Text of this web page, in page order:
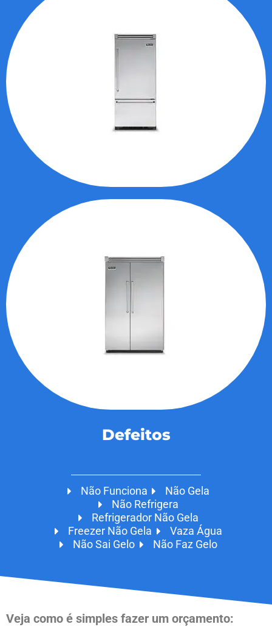
Defeitos
Não Funciona
Não Gela
Não Refrigera
Refrigerador Não Gela
Freezer Não Gela
Vaza Água
Não Sai Gelo
Não Faz Gelo
Veja como é simples fazer um orçamento: